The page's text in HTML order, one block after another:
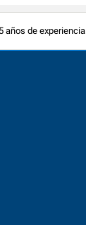
años de experiencia